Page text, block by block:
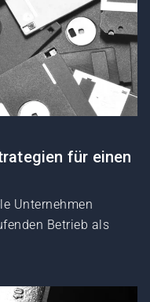
für einen
Unternehmen
Betrieb als